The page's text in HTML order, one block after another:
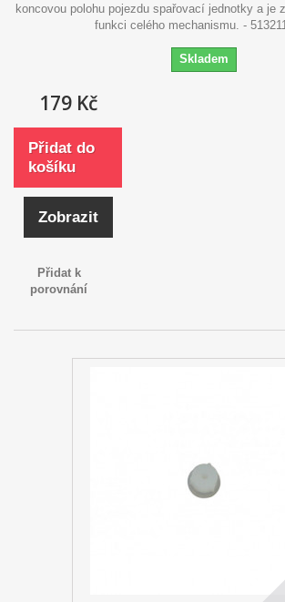
koncovou polohu pojezdu spařovací jednotky a je
funkci celého mechanismu. -
Skladem
179 Kč
Přidat do
košíku
Zobrazit
Přidat k
porovnání